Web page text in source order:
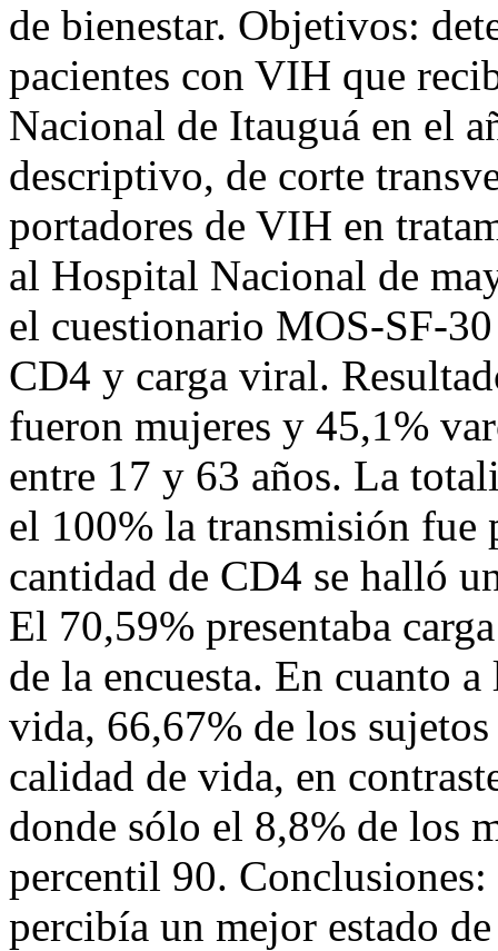
de bienestar. Objetivos:
pacientes con VIH que
Nacional de Itauguá en el
descriptivo, de corte
portadores de VIH en
al Hospital Nacional de
el cuestionario MOS-SF-
CD4 y carga viral.
fueron mujeres y 45,1%
entre 17 y 63 años. La
el 100% la transmisión fue
cantidad de CD4 se halló
El 70,59% presentaba
de la encuesta. En cuanto
vida, 66,67% de los
calidad de vida, en
donde sólo el 8,8% de los
percentil 90.
percibía un mejor estado